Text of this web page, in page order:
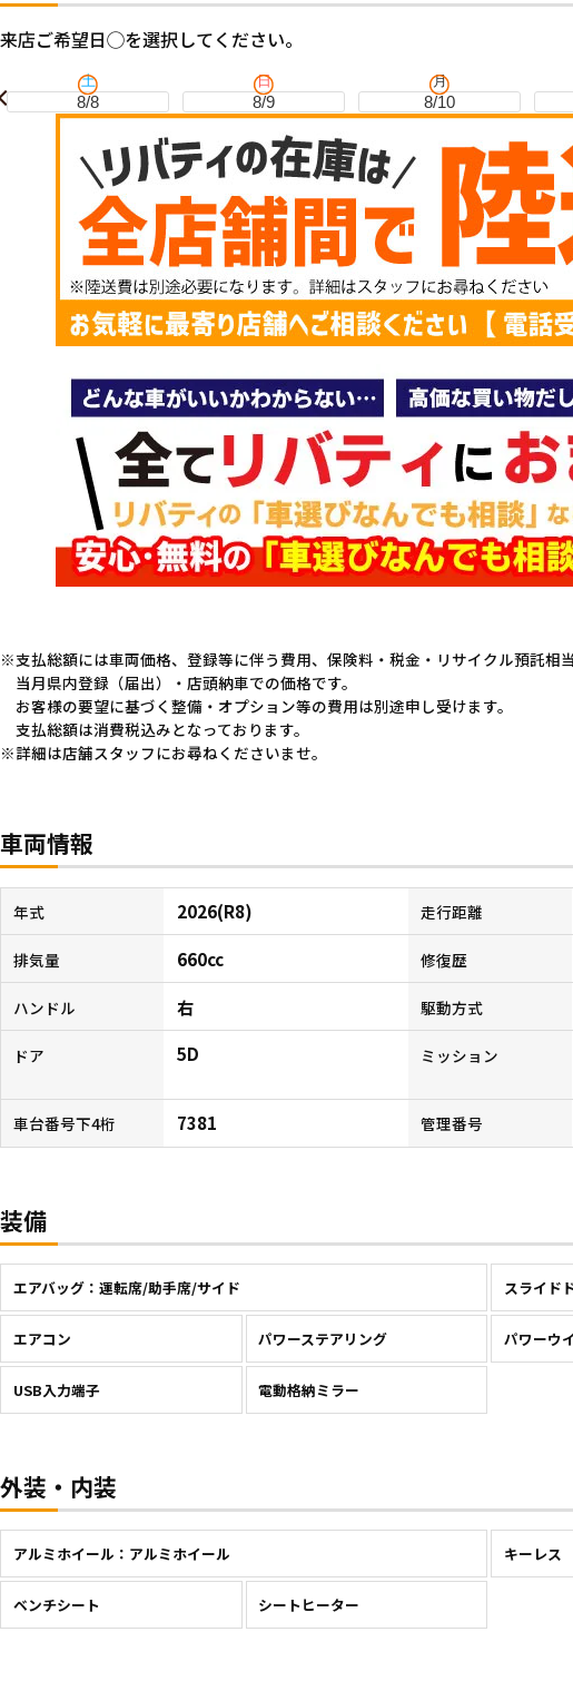
来店ご希望日◯を選択してください。
土
8/8
日
8/9
月
8/10
支払総額には車両価格、登録等に伴う費用、保険料・税金・リサイクル預託相
当月県内登録（届出）・店頭納車での価格です。
お客様の要望に基づく整備・オプション等の費用は別途申し受けます。
支払総額は消費税込みとなっております。
詳細は店舗スタッフにお尋ねくださいませ。
車両情報
年式 2026(R8) 走行距離
排気量 660cc 修復歴
ハンドル 右 駆動方式
ドア 5D ミッション
車台番号下4桁 7381 管理番号
装備
エアバッグ：運転席/助手席/サイド スライド
エアコン パワーステアリング パワーウ
USB入力端子 電動格納ミラー
外装・内装
アルミホイール：アルミホイール キーレス
ベンチシート シートヒーター